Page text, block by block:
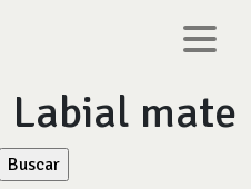
Labial mate